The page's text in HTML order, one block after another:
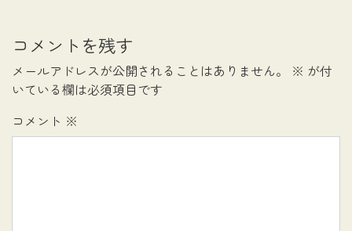
コメントを残す
メールアドレスが公開されることはありません。 ※ が付
いている欄は必須項目です
コメント ※